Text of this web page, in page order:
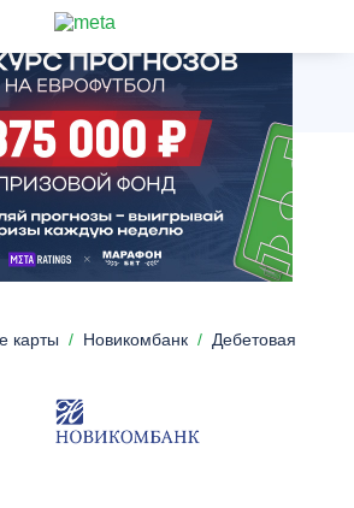
карты Новикомбанк Дебетовая